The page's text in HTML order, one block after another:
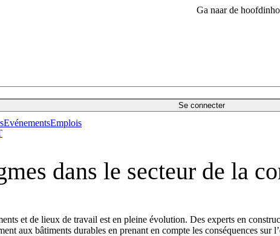
Ga naar de
Se connecter
EvénementsEmplois
dans le secteur de la
et de lieux de travail est en pleine évolution. Des experts en
aux bâtiments durables en prenant en compte les conséquences sur